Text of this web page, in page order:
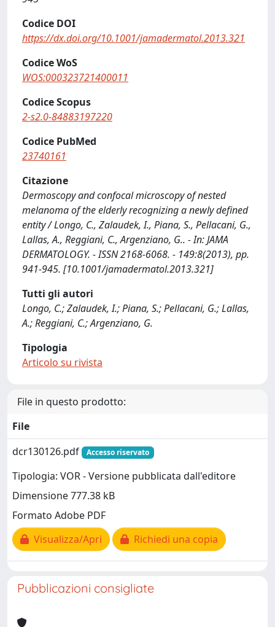
Codice DOI
https://dx.doi.org/10.1001/jamadermatol.2013.321
Codice WoS
WOS:000323721400011
Codice Scopus
2-s2.0-84883197220
Codice PubMed
23740161
Citazione
Dermoscopy and confocal microscopy of nested
melanoma of the elderly recognizing a newly defined
entity / Longo, C., Zalaudek, I., Piana, S., Pellacani, G.,
Lallas, A., Reggiani, C., Argenziano, G.. - In: JAMA
DERMATOLOGY. - ISSN 2168-6068. - 149:8(2013), pp.
941-945. [10.1001/jamadermatol.2013.321]
Tutti gli autori
Longo, C.; Zalaudek, I.; Piana, S.; Pellacani, G.; Lallas,
A.; Reggiani, C.; Argenziano, G.
Tipologia
Articolo su rivista
File in questo prodotto:
File
dcr130126.pdf
Accesso riservato
Tipologia: VOR - Versione pubblicata dall'editore
Dimensione 777.38 kB
Formato Adobe PDF
Visualizza/Apri
Richiedi una copia
Pubblicazioni consigliate